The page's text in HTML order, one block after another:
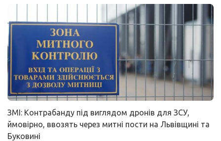
ЗМІ: Контрабанду під виглядом дронів для ЗСУ,
ймовірно, ввозять через митні пости на Львівщині та
Буковині